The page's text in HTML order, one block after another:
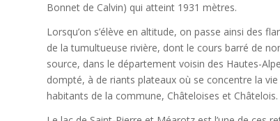
Bonnet de Calvin) qui atteint 1931 mètres.
Lorsqu’on s’élève en altitude, on passe ainsi des
de la tumultueuse rivière, dont le cours barré de
source, dans le département voisin des Hautes-
dompté, à de riants plateaux où se concentre la
habitants de la commune, Châteloises et Châtelois.